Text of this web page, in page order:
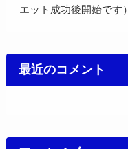
エット成功後開始です）
最近のコメント